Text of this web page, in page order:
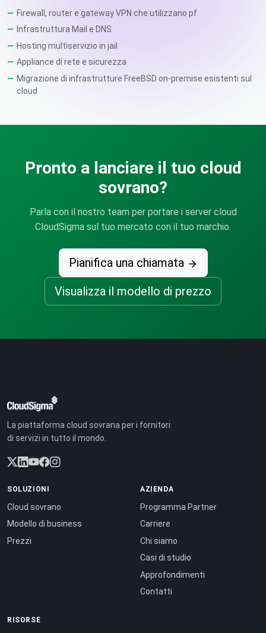
Firewall, router e gateway VPN che utilizzano pf
Infrastruttura Mail e DNS
Hosting multiservizio in jail
Appliance di rete e sicurezza
Migrazione di infrastrutture FreeBSD on-premise esistenti sul
cloud
Pronto a lanciare il tuo cloud
sovrano?
Parla con il nostro team per portare i server cloud
CloudSigma sul tuo mercato con il tuo marchio.
Pianifica una chiamata
Visualizza il modello di prezzo
La piattaforma cloud sovrana per i fornitori
di servizi in tutto il mondo.
SOLUZIONI
Cloud sovrano
Modello di business
Prezzi
AZIENDA
Programma Partner
Carriere
Chi siamo
Casi di studio
Approfondimenti
Contatti
RISORSE